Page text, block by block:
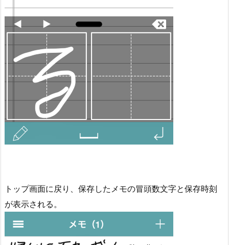
トップ画面に戻り、保存したメモの冒頭数文字と保存時刻
が表示される。